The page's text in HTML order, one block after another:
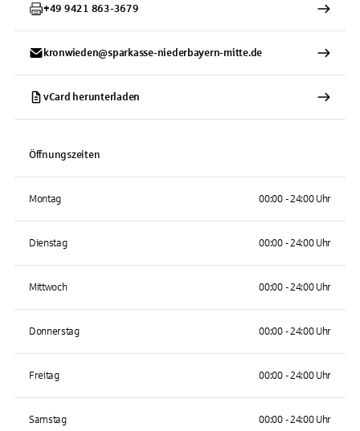
+49 9421 863-3679
kronwieden@sparkasse-niederbayern-mitte.de
vCard herunterladen
Öffnungszeiten
Montag 00:00 - 24:00 Uhr
Dienstag 00:00 - 24:00 Uhr
Mittwoch 00:00 - 24:00 Uhr
Donnerstag 00:00 - 24:00 Uhr
Freitag 00:00 - 24:00 Uhr
Samstag 00:00 - 24:00 Uhr